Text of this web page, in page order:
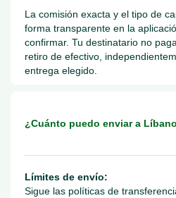
La comisión exacta y el tipo de
forma transparente en la
confirmar. Tu destinatario no
retiro de efectivo,
entrega elegido.
¿Cuánto puedo enviar a
Límites de envío:
Sigue las políticas de